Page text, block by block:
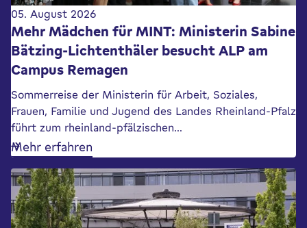
05. August 2026
Mehr Mädchen für MINT: Ministerin Sabine
Bätzing-Lichtenthäler besucht ALP am
Campus Remagen
Sommerreise der Ministerin für Arbeit, Soziales,
Frauen, Familie und Jugend des Landes Rheinland-Pfalz
führt zum rheinland-pfälzischen…
Mehr erfahren